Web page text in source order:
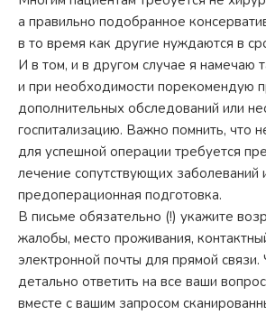
а правильно подобранное
в то время как другие нуждаются в
И в том, и в другом случае я намечаю
и при необходимости порекомендую
дополнительных обследований или
госпитализацию. Важно помнить, что
для успешной операции требуется
лечение сопутствующих заболеваний
предоперационная подготовка.
В письме обязательно (!) укажите
жалобы, место проживания,
электронной почты для прямой
детально ответить на все ваши
вместе с вашим запросом